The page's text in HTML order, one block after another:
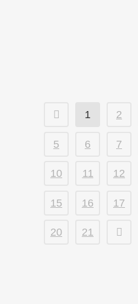
1 2
5 6 7
10 11 12
15 16 17
20 21